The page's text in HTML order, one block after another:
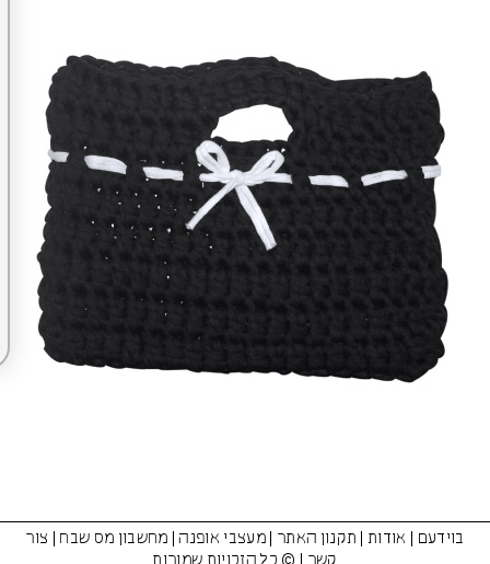
בוידעם אודות| תקנון האתר |מעצבי אופנה| מחשבון מס שבח
צור
קשר
| © כל הזכויות שמורות